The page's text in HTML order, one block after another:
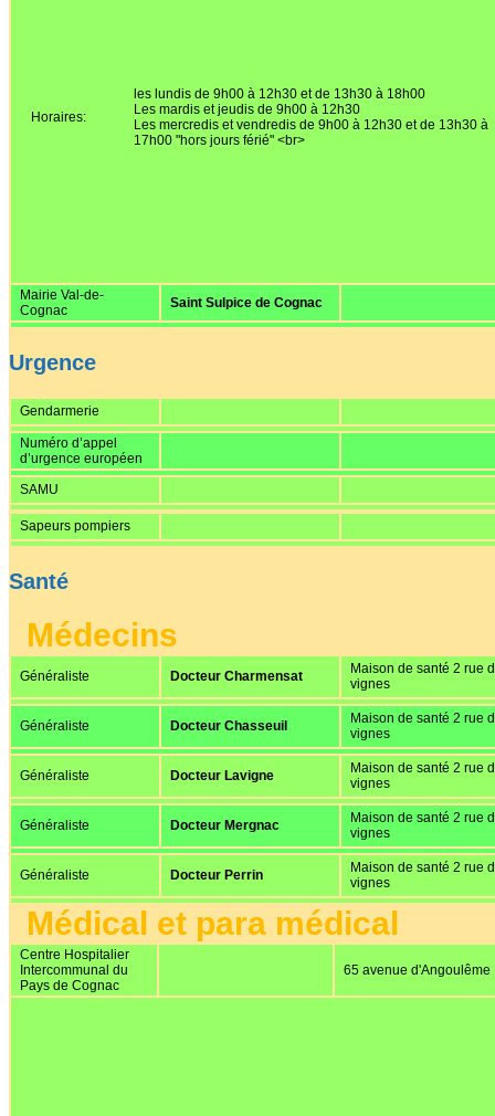
Horaires:
les lundis de 9h00 à 12h30 et de 13h30 à 18h00
Les mardis et jeudis de 9h00 à 12h30
Les mercredis et vendredis de 9h00 à 12h30 et de 13h30 à
17h00 "hors jours férié" <br>
Mairie Val-de-
Cognac
Saint Sulpice de Cognac
Urgence
Gendarmerie
Numéro d’appel
d’urgence européen
SAMU
Sapeurs pompiers
Santé
Médecins
Généraliste Docteur Charmensat
Maison de santé 2 rue
vignes
Généraliste Docteur Chasseuil
Maison de santé 2 rue
vignes
Généraliste Docteur Lavigne
Maison de santé 2 rue
vignes
Généraliste Docteur Mergnac
Maison de santé 2 rue
vignes
Généraliste Docteur Perrin
Maison de santé 2 rue
vignes
Médical et para médical
Centre Hospitalier
Intercommunal du
Pays de Cognac
65 avenue d'Angoulême